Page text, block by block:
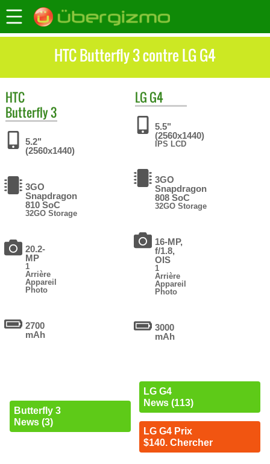
HTC Butterfly 3 contre LG G4
HTC
Butterfly 3
5.2"
(2560x1440)
3GO
Snapdragon
810 SoC
32GO Storage
20.2-
MP
1
Arrière
Appareil
Photo
2700
mAh
Butterfly 3
News (3)
LG G4
5.5"
(2560x1440)
IPS LCD
3GO
Snapdragon
808 SoC
32GO Storage
16-MP,
f/1.8,
OIS
1
Arrière
Appareil
Photo
3000
mAh
LG G4
News (113)
LG G4 Prix
$140. Chercher